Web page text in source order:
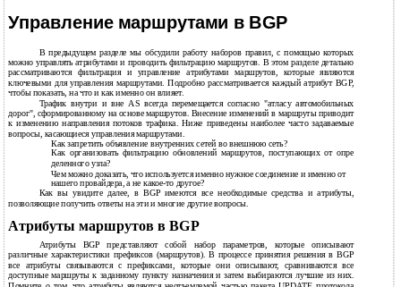
Управление маршрутами в BGP
В предыдущем разделе мы обсудили работу наборов правил, с помощью которых
можно управлять атрибутами и проводить фильтрацию маршрутов. В этом разделе детально
рассматриваются фильтрация и управление атрибутами маршрутов, которые являются
ключевыми для управления маршрутами. Подробно рассматривается каждый атрибут BGP,
чтобы показать, на что и как именно он влияет.
Трафик внутри и вне AS всегда перемещается согласно "атласу автомобильных
дорог", сформированному на основе маршрутов. Внесение изменений в маршруты приводит
к изменению направления потоков трафика. Ниже приведены наиболее часто задаваемые
вопросы, касающиеся управления маршрутами.
Как запретить объявление внутренних сетей во внешнюю сеть?
Как организовать фильтрацию обновлений маршрутов, поступающих от опре
деленного узла?
Чем можно доказать, что используется именно нужное соединение и именно от
нашего провайдера, а не какое-то другое?
Как вы увидите далее, в BGP имеются все необходимые средства и атрибуты,
позволяющие получить ответы на эти и многие другие вопросы.
Атрибуты маршрутов в BGP
Атрибуты BGP представляют собой набор параметров, которые описывают
различные характеристики префиксов (маршрутов). В процессе принятия решения в BGP
все атрибуты связываются с префиксами, которые они описывают, сравниваются все
доступные маршруты к заданному пункту назначения и затем выбираются лучшие из них.